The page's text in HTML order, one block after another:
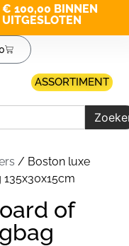
€ 100,00 BINNEN
ASSORTIMENT
/ Boston luxe
of